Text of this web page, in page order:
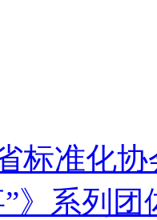
标准化
》系列